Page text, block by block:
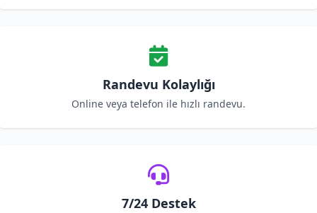
Randevu Kolaylığı
Online veya telefon ile hızlı randevu.
7/24 Destek